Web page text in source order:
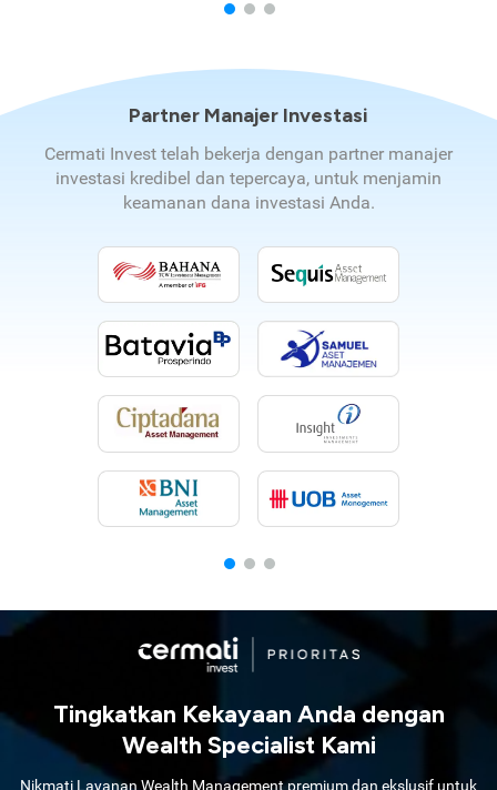
Partner Manajer Investasi
Cermati Invest telah bekerja dengan partner manajer
investasi kredibel dan tepercaya, untuk menjamin
keamanan dana investasi Anda.
Tingkatkan Kekayaan Anda dengan
Wealth Specialist Kami
Nikmati Layanan Wealth Management premium dan ekslusif untuk